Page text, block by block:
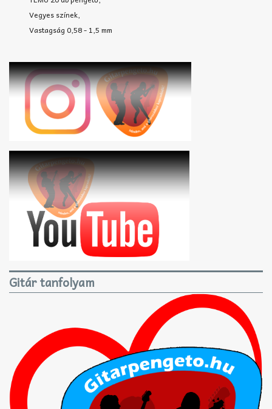
Vegyes színek,
Vastagság 0,58 - 1,5 mm
Gitár tanfolyam